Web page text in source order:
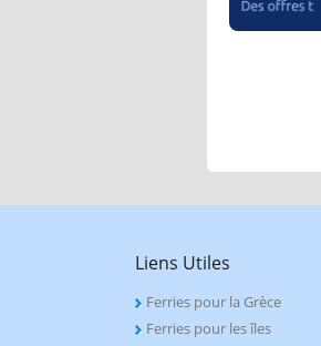
Liens Utiles
Ferries pour la Grèce
Ferries pour les îles